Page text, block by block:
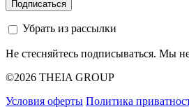
Убрать из рассылки
Не стесняйтесь подписываться. Мы
©2026 THEIA GROUP
Условия оферты Политика